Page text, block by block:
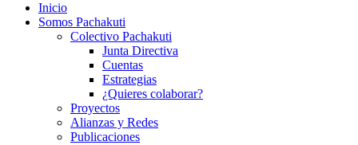
Inicio
Somos Pachakuti
Colectivo Pachakuti
Junta Directiva
Cuentas
Estrategias
¿Quieres colaborar?
Proyectos
Alianzas y Redes
Publicaciones